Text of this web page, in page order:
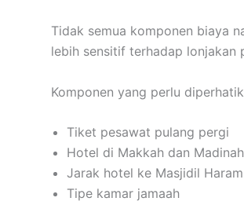
Tidak semua komponen biaya
lebih sensitif terhadap lonjakan
Komponen yang perlu
Tiket pesawat pulang pergi
Hotel di Makkah dan Madinah
Jarak hotel ke Masjidil
Tipe kamar jamaah